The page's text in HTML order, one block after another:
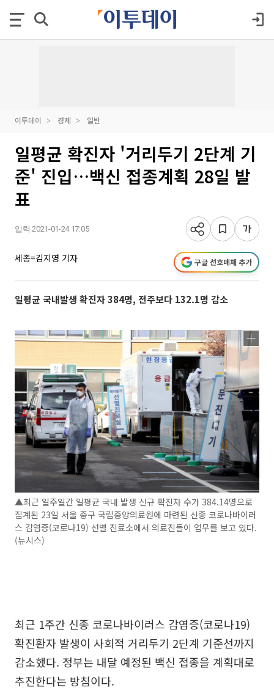
이투데이 경제 일반
일평균 확진자 '거리두기 2단계 기
준' 진입…백신 접종계획 28일 발
표
입력 2021-01-24 17:05
세종=김지영 기자 구글 선호매체 추가
일평균 국내발생 확진자 384명, 전주보다 132.1명 감소
▲최근 일주일간 일평균 국내 발생 신규 확진자 수가 384.14명으로
집계된 23일 서울 중구 국립중앙의료원에 마련된 신종 코로나바이러
스 감염증(코로나19) 선별 진료소에서 의료진들이 업무를 보고 있다.
(뉴시스)
최근 1주간 신종 코로나바이러스 감염증(코로나19)
확진환자 발생이 사회적 거리두기 2단계 기준선까지
감소했다. 정부는 내달 예정된 백신 접종을 계획대로
추진한다는 방침이다.